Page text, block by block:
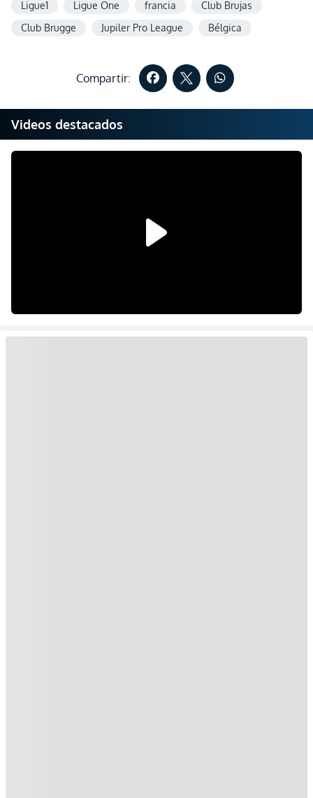
Ligue1 Ligue One francia
Club Brujas
Club Brugge
Jupiler Pro League Bélgica
Compartir:
Videos destacados